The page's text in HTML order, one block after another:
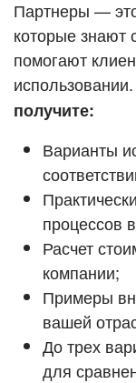
Партнеры —
которые знают
помогают
использовании.
получите:
Варианты
процессов
Расчет
компании;
Примеры
вашей
До трех
для